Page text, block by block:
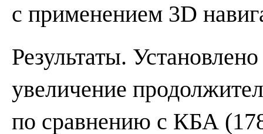
с применением 3D
Результаты.
увеличение
по сравнению с КБА